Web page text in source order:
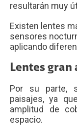
resultarán muy
Existen lentes
sensores
aplicando
Lentes gran
Por su parte,
paisajes, ya
amplitud de
espacio.